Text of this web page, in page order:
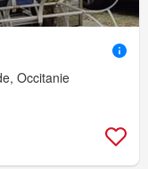
Occitanie